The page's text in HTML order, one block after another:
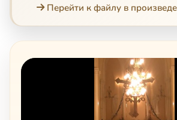
Перейти к файлу в